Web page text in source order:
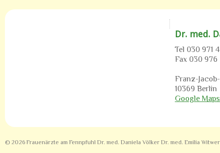
Dr. med.
Tel 030 971
Fax 030 976
Franz-
10369 Berlin
Google Maps
© 2026 Frauenärzte am Fennpfuhl Dr. med. Daniela Völker Dr. med. Emilia